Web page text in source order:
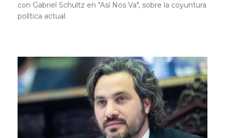
con Gabriel Schultz en "Así Nos Va", sobre la coyuntura
política actual.